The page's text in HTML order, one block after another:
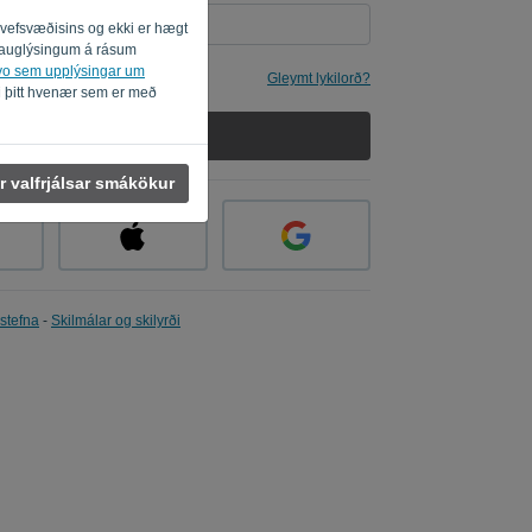
vefsvæðisins og ekki er hægt
á rásum
sem upplýsingar um
þitt hvenær sem er með
valfrjálsar smákökur
Gleymt lykilorð?
- Skilmálar og skilyrði